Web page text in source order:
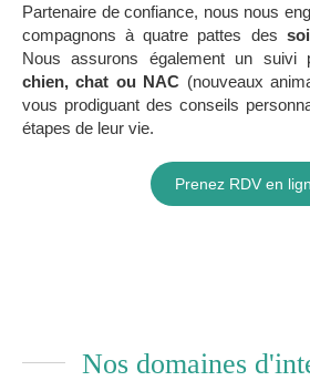
Partenaire de confiance, nous nous
compagnons à quatre pattes des
Nous assurons également un suivi
chien, chat ou NAC (nouveaux
vous prodiguant des conseils
étapes de leur vie.
Prenez RDV en
Nos domaines